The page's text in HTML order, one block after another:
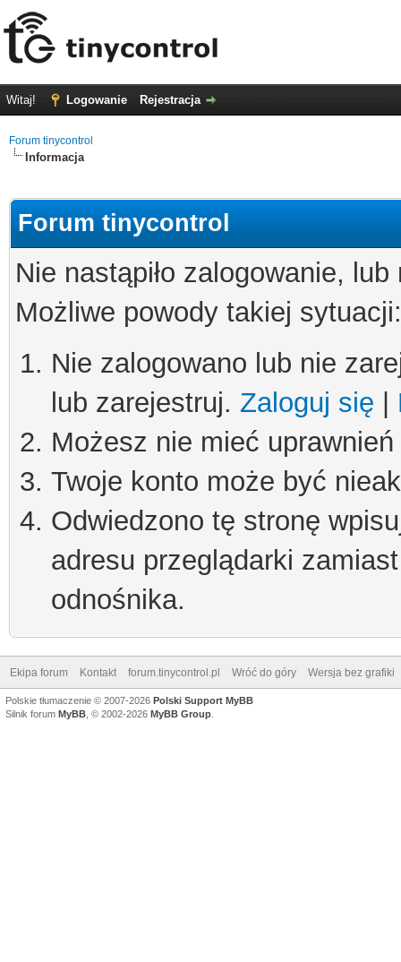
Witaj! Logowanie Rejestracja
Forum tinycontrol
Informacja
Forum tinycontrol
Nie nastąpiło zalogowanie,
Możliwe powody takiej sytuacji:
Nie zalogowano lub nie
lub zarejestruj. Zaloguj się
Możesz nie mieć
Twoje konto może być
Odwiedzono tę stronę
adresu przeglądarki
odnośnika.
Ekipa forum Kontakt forum.tinycontrol.pl Wróć do góry Wersja bez grafiki
Polskie tłumaczenie © 2007-2026 Polski Support MyBB
Silnik forum MyBB , © 2002-2026 MyBB Group